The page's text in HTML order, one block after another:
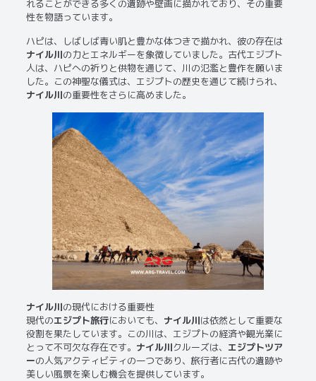
れることができる多くの遺跡や壁画に描かれており、その重要
性を物語っています。
ハピは、しばしば青い肌と豊かな体つきで描かれ、彼の存在は
ナイル川の力とエネルギーを象徴していました。古代エジプト
人は、ハピへの祈りと供物を通じて、川の氾濫と豊作を願いま
した。この神聖な儀式は、エジプトの歴史を通じて続けられ、
ナイル川の重要性をさらに高めました。
ナイル川の現代における重要性
現代のエジプト旅行においても、 ナイル川は依然として重要な
役割を果たしています。この川は、エジプトの経済や観光業に
とって不可欠な存在です。 ナイル川クルーズは、 エジプトツア
ーの人気アクティビティの一つであり、旅行者に古代の遺跡や
美しい風景を楽しむ機会を提供しています。